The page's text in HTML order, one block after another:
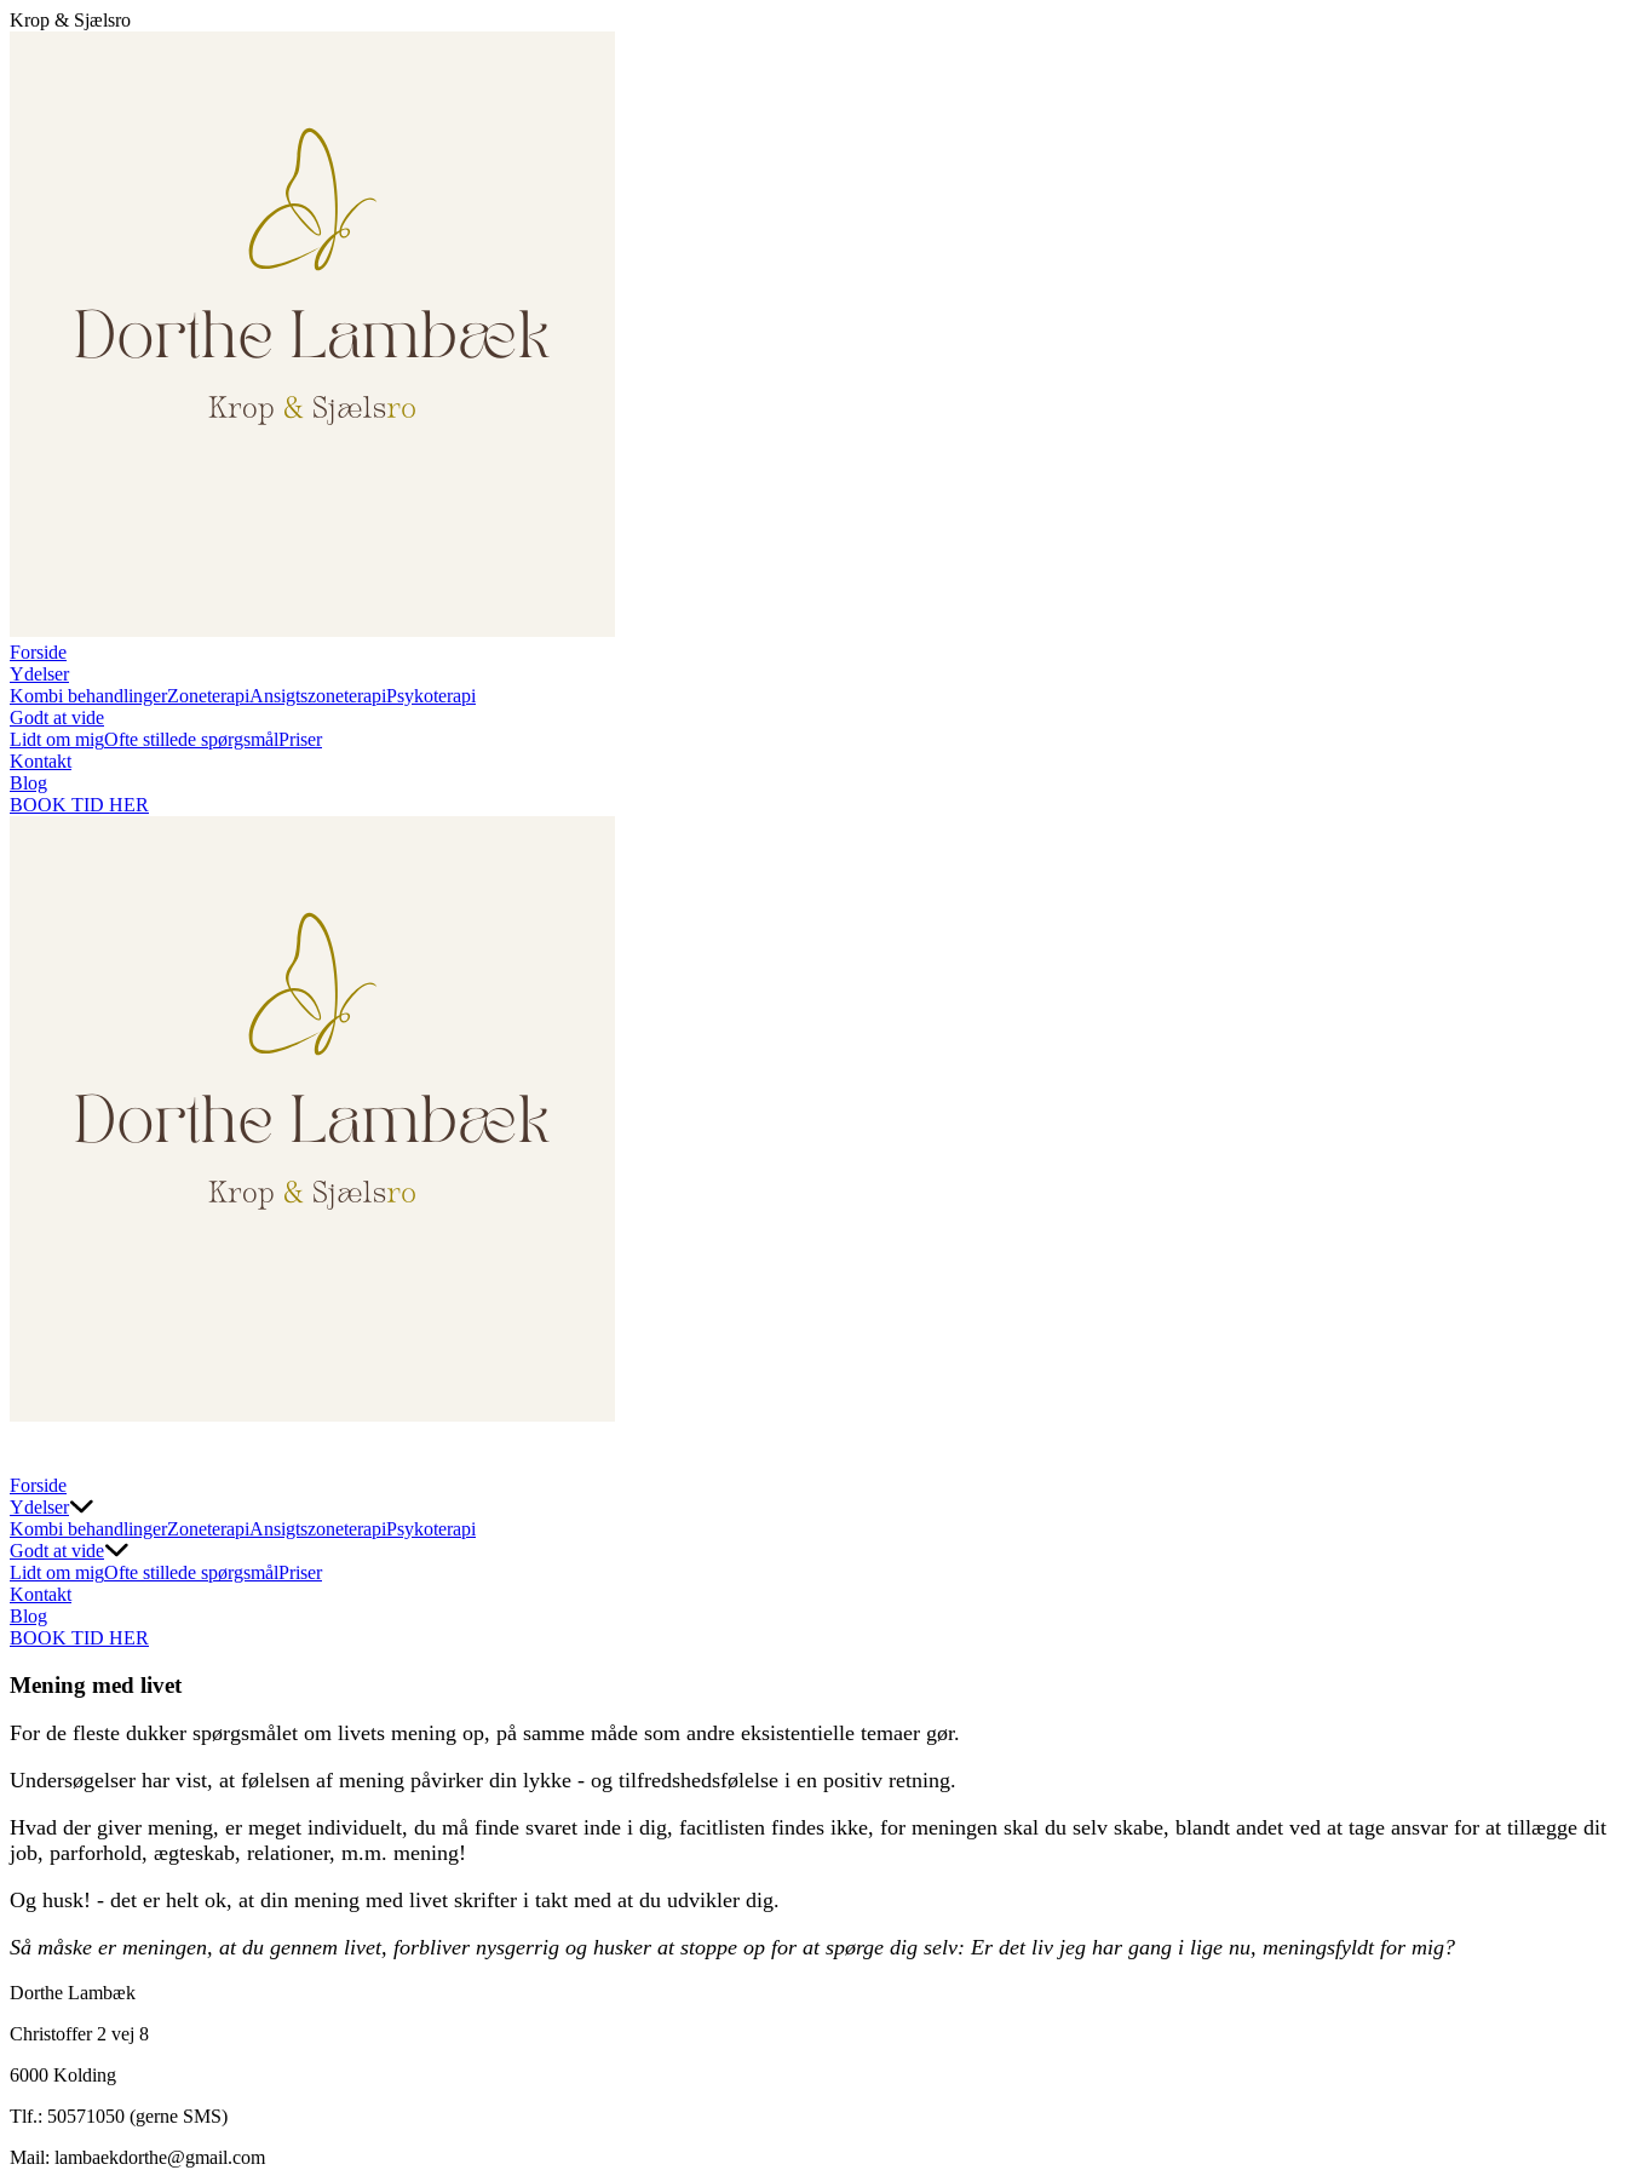
Krop & Sjælsro
Forside
Ydelser
Kombi behandlingerZoneterapiAnsigtszoneterapiPsykoterapi
Godt at vide
Lidt om migOfte stillede spørgsmålPriser
Kontakt
Blog
BOOK TID HER
Forside
Ydelser
Kombi behandlingerZoneterapiAnsigtszoneterapiPsykoterapi
Godt at vide
Lidt om migOfte stillede spørgsmålPriser
Kontakt
Blog
BOOK TID HER
Mening med livet
For de fleste dukker spørgsmålet om livets mening op, på samme måde som andre eksistentielle temaer gør.
Undersøgelser har vist, at følelsen af mening påvirker din lykke - og tilfredshedsfølelse i en positiv retning.
Hvad der giver mening, er meget individuelt, du må finde svaret inde i dig, facitlisten findes ikke, for meningen skal du selv skabe, blandt andet ved at tage ansvar for at tillægge dit
job, parforhold, ægteskab, relationer, m.m. mening!
Og husk! - det er helt ok, at din mening med livet skrifter i takt med at du udvikler dig.
Så måske er meningen, at du gennem livet, forbliver nysgerrig og husker at stoppe op for at spørge dig selv: Er det liv jeg har gang i lige nu, meningsfyldt for mig?
Dorthe Lambæk
Christoffer 2 vej 8
6000 Kolding
Tlf.: 50571050 (gerne SMS)
Mail: lambaekdorthe@gmail.com